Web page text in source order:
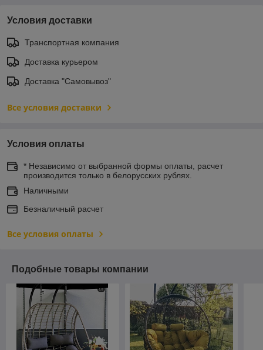
Условия доставки
Транспортная компания
Доставка курьером
Доставка "Самовывоз"
Все условия доставки
Условия оплаты
* Независимо от выбранной формы оплаты, расчет
производится только в белорусских рублях.
Наличными
Безналичный расчет
Все условия оплаты
Подобные товары компании